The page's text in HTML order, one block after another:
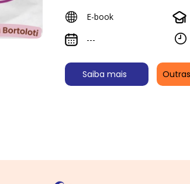
E-book
---
Saiba mais